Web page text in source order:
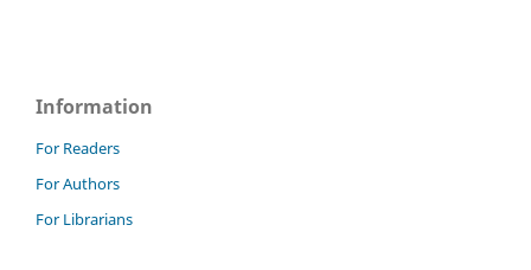
Information
For Readers
For Authors
For Librarians